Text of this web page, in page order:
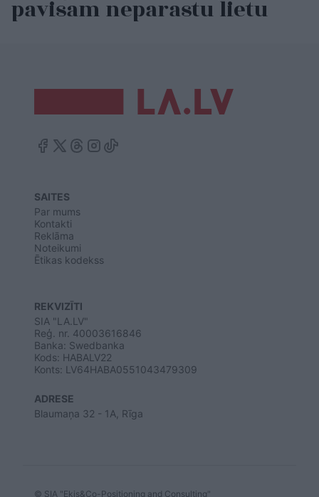
pavisam neparastu lietu
SAITES
Par mums
Kontakti
Reklāma
Noteikumi
Ētikas kodekss
REKVIZĪTI
SIA "LA.LV"
Reģ. nr. 40003616846
Banka: Swedbanka
Kods: HABALV22
Konts: LV64HABA0551043479309
ADRESE
Blaumaņa 32 - 1A, Rīga
© SIA "Ekis&Co-Positioning and Consulting"